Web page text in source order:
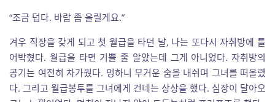
“조금 덥다. 바람 좀 올릴게요.”
겨우 직장을 갖게 되고 첫 월급을 타던 날, 나는 또다시 자취방에 틀
어박혔다. 월급을 타면 기쁠 줄 알았는데 그게 아니었다. 자취방의
공기는 여전히 차가웠다. 멍하니 무거운 숨을 내쉬며 그녀를 떠올렸
다. 그리고 월급봉투를 그녀에게 건네는 상상을 했다. 심장이 달아오